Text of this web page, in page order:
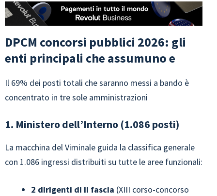
DPCM concorsi pubblici 2026: gli
enti principali che assumuno e
Il 69% dei posti totali che saranno messi a bando è
concentrato in tre sole amministrazioni
1. Ministero dell’Interno (1.086 posti)
La macchina del Viminale guida la classifica generale
con 1.086 ingressi distribuiti su tutte le aree funzionali:
2 dirigenti di II fascia (XIII corso-concorso